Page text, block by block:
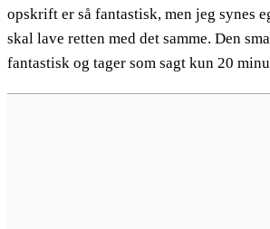
opskrift er så fantastisk, men jeg synes
skal lave retten med det samme. Den
fantastisk og tager som sagt kun 20